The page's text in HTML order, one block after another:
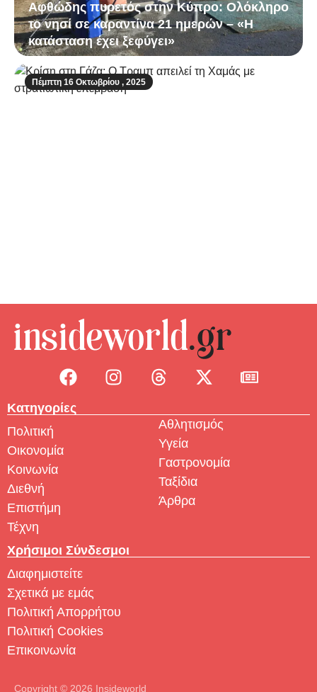
Αφθώδης πυρετός στην Κύπρο: Ολόκληρο
το νησί σε καραντίνα 21 ημερών – «Η
κατάσταση έχει ξεφύγει»
Πέμπτη 16 Οκτωβρίου , 2025
Κατηγορίες
Πολιτική
Οικονομία
Κοινωνία
Διεθνή
Επιστήμη
Τέχνη
Αθλητισμός
Υγεία
Γαστρονομία
Ταξίδια
Άρθρα
Χρήσιμοι Σύνδεσμοι
Διαφημιστείτε
Σχετικά με εμάς
Πολιτική Απορρήτου
Πολιτική Cookies
Επικοινωνία
Copyright © 2026 Insideworld